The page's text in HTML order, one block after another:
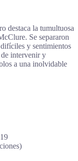
destaca la tumultuosa
Se separaron
y sentimientos
de intervenir y
a una inolvidable